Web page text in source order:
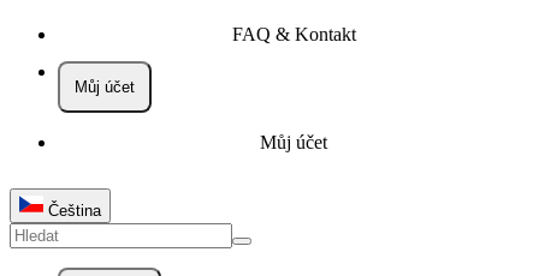
FAQ & Kontakt
Můj účet
Můj účet
Čeština